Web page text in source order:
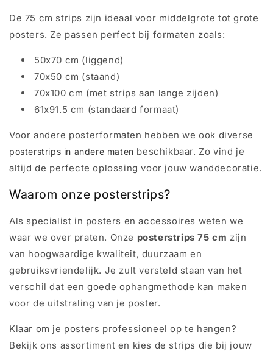
De 75 cm strips zijn ideaal voor middelgrote tot grote
posters. Ze passen perfect bij formaten zoals:
50x70 cm (liggend)
70x50 cm (staand)
70x100 cm (met strips aan lange zijden)
61x91.5 cm (standaard formaat)
Voor andere posterformaten hebben we ook diverse
posterstrips in andere maten beschikbaar. Zo vind je
altijd de perfecte oplossing voor jouw wanddecoratie.
Waarom onze posterstrips?
Als specialist in posters en accessoires weten we
waar we over praten. Onze posterstrips 75 cm zijn
van hoogwaardige kwaliteit, duurzaam en
gebruiksvriendelijk. Je zult versteld staan van het
verschil dat een goede ophangmethode kan maken
voor de uitstraling van je poster.
Klaar om je posters professioneel op te hangen?
Bekijk ons assortiment en kies de strips die bij jouw